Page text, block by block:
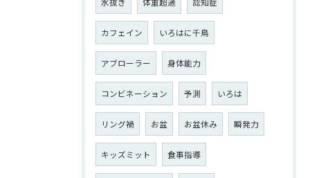
カフェイン いろはに千鳥
アブローラー 身体能力
コンビネーション 予測 いろは
リング禍 お盆 お盆休み 瞬発力
キッズミット 食事指導